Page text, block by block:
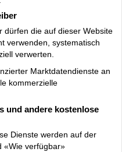
dürfen die auf dieser Website
verwenden, systematisch
verwerten.
Marktdatendienste an
kommerzielle
und andere kostenlose
Dienste werden auf der
«Wie verfügbar»